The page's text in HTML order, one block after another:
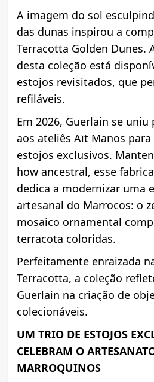
A imagem do sol
das dunas inspirou a
Terracotta Golden Dunes.
desta coleção está
estojos revisitados, que
refiláveis.
Em 2026, Guerlain se
aos ateliês Aït Manos
estojos exclusivos.
how ancestral, esse
dedica a modernizar uma
artesanal do Marrocos: o
mosaico ornamental
terracota coloridas.
Perfeitamente enraizada
Terracotta, a coleção
Guerlain na criação de
colecionáveis.
UM TRIO DE ESTOJOS
CELEBRAM O
MARROQUINOS